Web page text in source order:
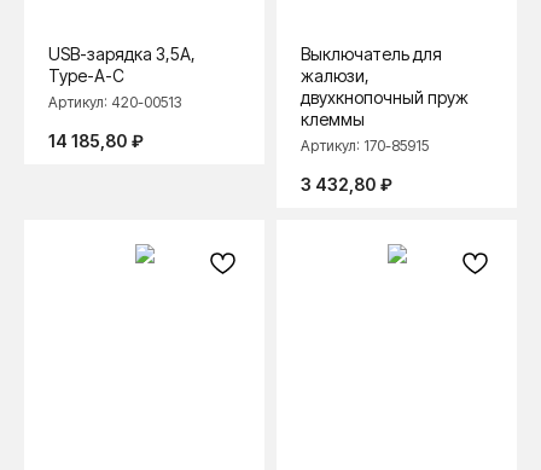
USB-зарядка 3,5А,
Type-A-C
Артикул: 420-00513
14 185,80 ₽
Выключатель для
жалюзи,
двухкнопочный пруж
клеммы
Артикул: 170-85915
3 432,80 ₽